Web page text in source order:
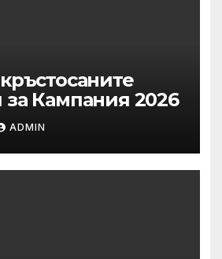
за Кампания 2026
ADMIN